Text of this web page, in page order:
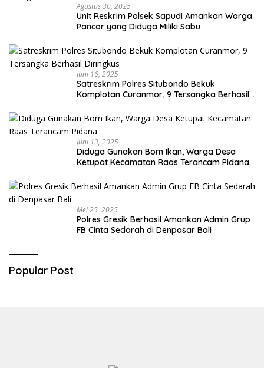
Agustus 30, 2025
Unit Reskrim Polsek Sapudi Amankan Warga
Pancor yang Diduga Miliki Sabu
Juni 16, 2025
Satreskrim Polres Situbondo Bekuk
Komplotan Curanmor, 9 Tersangka Berhasil
Juni 13, 2025
Diduga Gunakan Bom Ikan, Warga Desa
Ketupat Kecamatan Raas Terancam Pidana
Mei 25, 2025
Polres Gresik Berhasil Amankan Admin Grup
FB Cinta Sedarah di Denpasar Bali
Popular Post